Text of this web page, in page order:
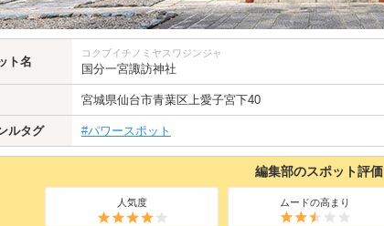
ト名
コクブイチノミヤスワジンジャ
国分一宮諏訪神社
宮城県仙台市青葉区上愛子宮下40
ルタグ #パワースポット
編集部のスポット評価
人気度 ムードの高まり